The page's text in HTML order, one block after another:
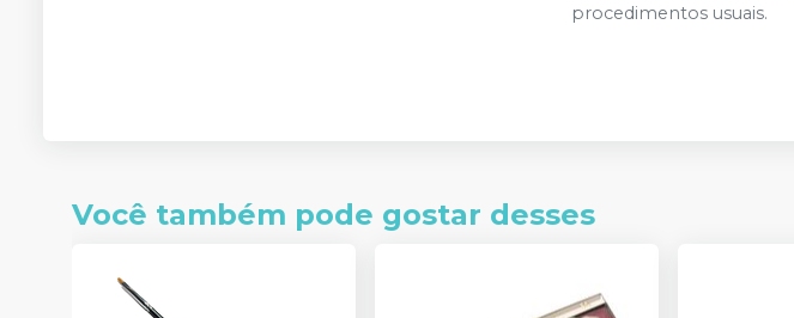
procedimentos usuais.
Você também pode gostar desses